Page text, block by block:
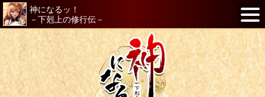
神になるッ！
－下剋上の修行伝－